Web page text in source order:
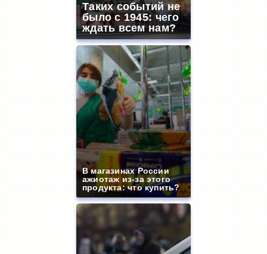
Таких событий не
было с 1945: чего
ждать всем нам?
В магазинах России
ажиотаж из-за этого
продукта: что купить?